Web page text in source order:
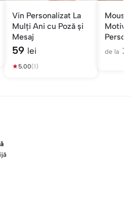
Vin Personalizat La
Mulți Ani cu Poză și
Mesaj
59 lei
★5.00(1)
Mouse
de la